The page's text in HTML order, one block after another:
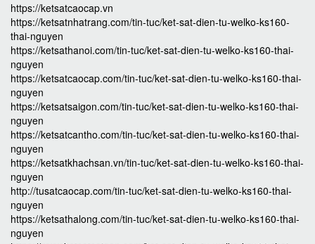
https://ketsatcaocap.vn
https://ketsatnhatrang.com/tin-tuc/ket-sat-dien-tu-welko-ks160-
thai-nguyen
https://ketsathanoi.com/tin-tuc/ket-sat-dien-tu-welko-ks160-thai-
nguyen
https://ketsatcaocap.com/tin-tuc/ket-sat-dien-tu-welko-ks160-thai-
nguyen
https://ketsatsaigon.com/tin-tuc/ket-sat-dien-tu-welko-ks160-thai-
nguyen
https://ketsatcantho.com/tin-tuc/ket-sat-dien-tu-welko-ks160-thai-
nguyen
https://ketsatkhachsan.vn/tin-tuc/ket-sat-dien-tu-welko-ks160-thai-
nguyen
http://tusatcaocap.com/tin-tuc/ket-sat-dien-tu-welko-ks160-thai-
nguyen
https://ketsathalong.com/tin-tuc/ket-sat-dien-tu-welko-ks160-thai-
nguyen